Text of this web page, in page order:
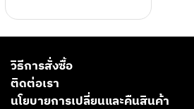
วิธีการสั่งซื้อ
ติดต่อเรา
นโยบายการเปลี่ยนและคืนสินค้า